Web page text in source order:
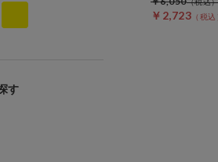
￥2,723